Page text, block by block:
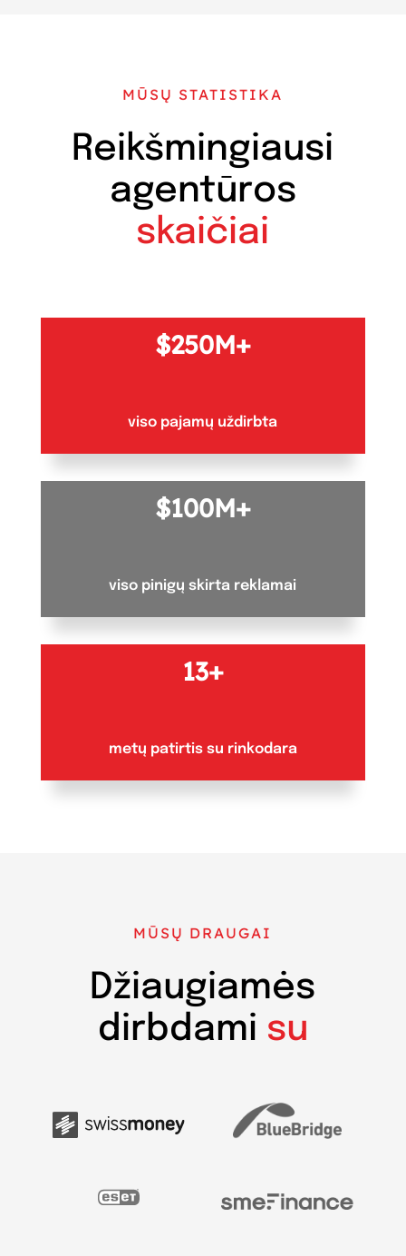
MŪSŲ STATISTIKA
Reikšmingiausi
agentūros
skaičiai
250M+
viso pajamų uždirbta
100M+
viso pinigų skirta reklamai
13+
metų patirtis su rinkodara
MŪSŲ DRAUGAI
Džiaugiamės
dirbdami su